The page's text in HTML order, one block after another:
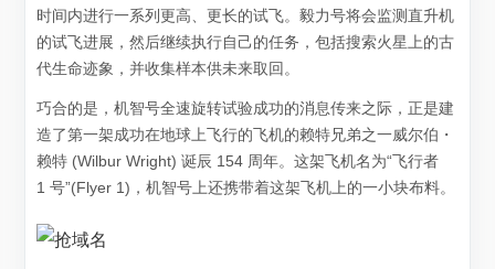
时间内进行一系列更高、更长的试飞。毅力号将会监测直升机
的试飞进展，然后继续执行自己的任务，包括搜索火星上的古
代生命迹象，并收集样本供未来取回。
巧合的是，机智号全速旋转试验成功的消息传来之际，正是建
造了第一架成功在地球上飞行的飞机的赖特兄弟之一威尔伯・
赖特 (Wilbur Wright) 诞辰 154 周年。这架飞机名为“飞行者
1 号”(Flyer 1)，机智号上还携带着这架飞机上的一小块布料。